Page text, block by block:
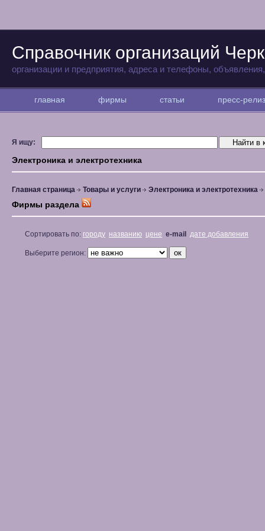
Справочник организаций
организации и предприятия, адреса и телефоны,
главная фирмы статьи пресс-
Я ищу:
Электроника и электротехника
Главная страница Товары и услуги Электроника и электротехника
Фирмы раздела
Сортировать по: городу названию цене e-mail дате добавления
Выберите регион: